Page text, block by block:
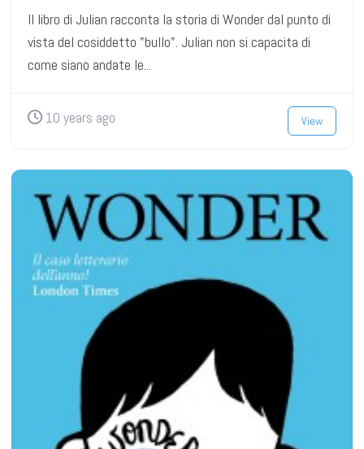
Il libro di Julian racconta la storia di Wonder dal punto di
vista del cosiddetto "bullo". Julian non si capacita di
come siano andate le...
10 years ago View